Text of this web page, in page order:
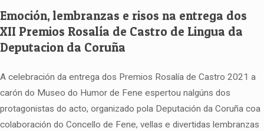
Emoción, lembranzas e risos na entrega dos
XII Premios Rosalía de Castro de Lingua da
Deputacion da Coruña
A celebración da entrega dos Premios Rosalía de Castro 2021 a
carón do Museo do Humor de Fene espertou nalgúns dos
protagonistas do acto, organizado pola Deputación da Coruña coa
colaboración do Concello de Fene, vellas e divertidas lembranzas